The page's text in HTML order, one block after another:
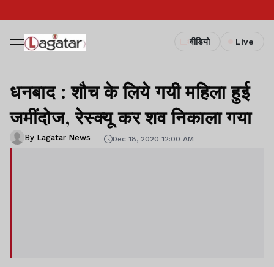
वीडियो Live
धनबाद : शौच के लिये गयी महिला हुई
जमींदोज, रेस्क्यू कर शव निकाला गया
By Lagatar News Dec 18, 2020 12:00 AM